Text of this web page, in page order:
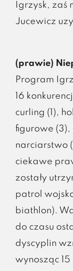
Igrzysk, zaś
Jucewicz
(prawie)
Program
16
curling (1),
figurowe (3),
narciarstwo
ciekawe
zostały
patrol
biathlon).
do czasu
dyscyplin
wynosząc